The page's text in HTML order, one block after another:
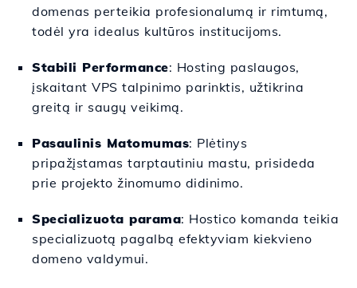
domenas perteikia profesionalumą ir rimtumą,
todėl yra idealus kultūros institucijoms.
Stabili Performance: Hosting paslaugos,
įskaitant VPS talpinimo parinktis, užtikrina
greitą ir saugų veikimą.
Pasaulinis Matomumas: Plėtinys
pripažįstamas tarptautiniu mastu, prisideda
prie projekto žinomumo didinimo.
Specializuota parama: Hostico komanda teikia
specializuotą pagalbą efektyviam kiekvieno
domeno valdymui.